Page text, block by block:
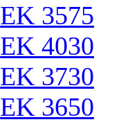
EK 3575
EK 4030
EK 3730
EK 3650